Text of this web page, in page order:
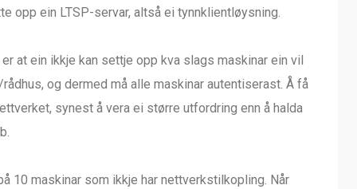
opp ein LTSP-servar, altså ei tynnklientløysning.
at ein ikkje kan settje opp kva slags maskinar ein vil
og dermed må alle maskinar autentiserast. Å få
synest å vera ei større utfordring enn å halda
10 maskinar som ikkje har nettverkstilkopling. Når